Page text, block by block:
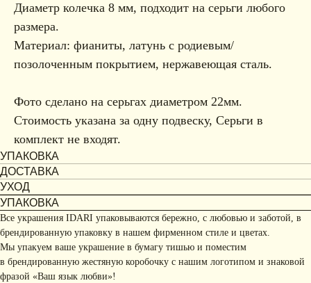
Диаметр колечка 8 мм, подходит на серьги любого
размера.
Материал: фианиты, латунь с родиевым/
позолоченным покрытием, нержавеющая сталь.
Фото сделано на серьгах диаметром 22мм.
Стоимость указана за одну подвеску, Серьги в
комплект не входят.
УПАКОВКА
ДОСТАВКА
УХОД
УПАКОВКА
Все украшения IDARI упаковываются бережно, с любовью и заботой, в
брендированную упаковку в нашем фирменном стиле и цветах.
Мы упакуем ваше украшение в бумагу тишью и поместим
в брендированную жестяную коробочку с нашим логотипом и знаковой
фразой «Ваш язык любви»!